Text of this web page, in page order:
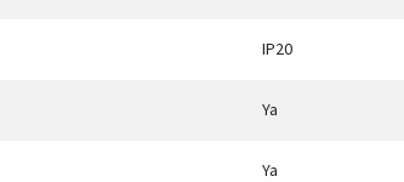
IP20
Ya
Ya